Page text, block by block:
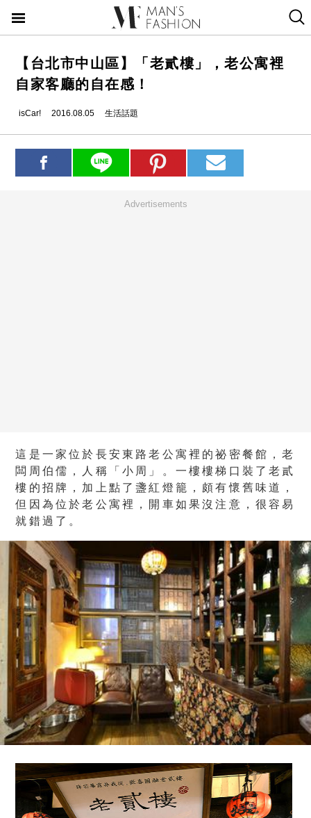
【台北市中山區】「老貳樓」，老公寓裡
自家客廳的自在感！
isCar! 2016.08.05 生活話題
Advertisements
這是一家位於長安東路老公寓裡的祕密餐館，老
闆周伯儒，人稱「小周」。一樓樓梯口裝了老貳
樓的招牌，加上點了盞紅燈籠，頗有懷舊味道，
但因為位於老公寓裡，開車如果沒注意，很容易
就錯過了。